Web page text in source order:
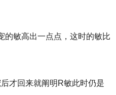
敏高出一点点，这时的敏比
才回来就阐明R敏此时仍是